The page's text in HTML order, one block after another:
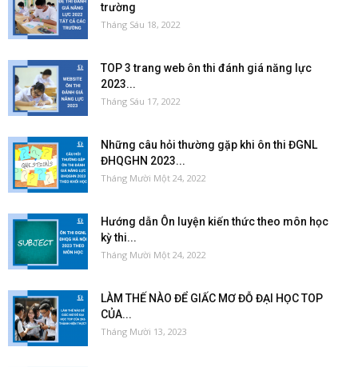
trường
Tháng Sáu 18, 2022
TOP 3 trang web ôn thi đánh giá năng lực
2023...
Tháng Sáu 17, 2022
Những câu hỏi thường gặp khi ôn thi ĐGNL
ĐHQGHN 2023...
Tháng Mười Một 24, 2022
Hướng dẫn Ôn luyện kiến thức theo môn học
kỳ thi...
Tháng Mười Một 24, 2022
LÀM THẾ NÀO ĐỂ GIẤC MƠ ĐỖ ĐẠI HỌC TOP
CỦA...
Tháng Mười 13, 2023